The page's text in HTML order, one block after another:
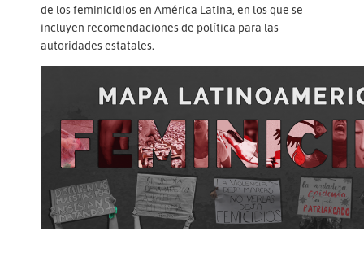
de los feminicidios en América Latina, en los que se
incluyen recomendaciones de política para las
autoridades estatales.